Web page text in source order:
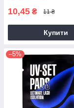
10,45 ₴ 11 ₴
Купити
–5%